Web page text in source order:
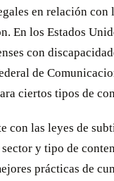
en relación con
En los Estados
con
de
ciertos tipos de
con las leyes de
y tipo de
prácticas de